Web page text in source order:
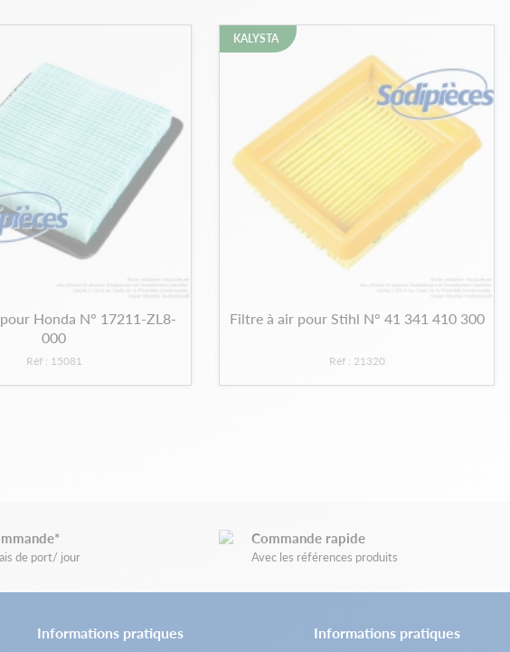
Honda N° 17211-ZL8-
000
Réf : 15081
Filtre à air pour Stihl N° 41 341 410 300
Réf : 21320
KALYSTA
de port/ jour
Commande rapide
Avec les références produits
Informations pratiques Informations pratiques